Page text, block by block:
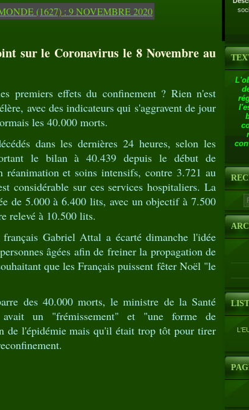
sur le Coronavirus le 8 Novembre au
premiers effets du confinement ? Rien n'est
avec des indicateurs qui s'aggravent de jour
les 40.000 morts.
dans les dernières 24 heures, selon les
le bilan à 40.439 depuis le début de
réanimation et soins intensifs, contre 3.721 au
considérable sur ces services hospitaliers. La
de 5.000 à 6.400 lits, avec un objectif à 7.500
relevé à 10.500 lits.
Gabriel Attal a écarté dimanche l'idée
âgées afin de freiner la propagation de
que les Français puissent fêter Noël "le
des 40.000 morts, le ministre de la Santé
un "frémissement" et "une forme de
de l'épidémie mais qu'il était trop tôt pour tirer